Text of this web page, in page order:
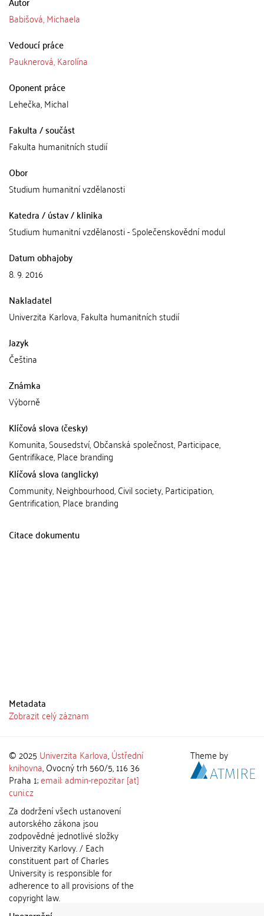
Babišová, Michaela
Vedoucí práce
Pauknerová, Karolína
Oponent práce
Lehečka, Michal
Fakulta / součást
Fakulta humanitních studií
Obor
Studium humanitní vzdělanosti
Katedra / ústav / klinika
Studium humanitní vzdělanosti - Společenskovědní modul
Datum obhajoby
8. 9. 2016
Nakladatel
Univerzita Karlova, Fakulta humanitních studií
Jazyk
Čeština
Známka
Výborně
Klíčová slova (česky)
Komunita, Sousedství, Občanská společnost, Participace,
Gentrifikace, Place branding
Klíčová slova (anglicky)
Community, Neighbourhood, Civil society, Participation,
Gentrification, Place branding
Citace dokumentu
Metadata
Zobrazit celý záznam
© 2025 Univerzita Karlova,Ústřední
knihovna, Ovocný trh 560/5, 116 36
Praha 1;email: admin-repozitar [at]
cuni.cz
Za dodržení všech ustanovení
autorského zákona jsou
zodpovědné jednotlivé složky
Univerzity Karlovy. / Each
constituent part of Charles
University is responsible for
adherence to all provisions of the
copyright law.
Theme by